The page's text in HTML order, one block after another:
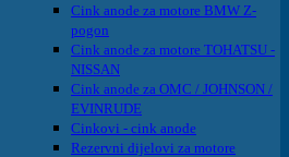
Cink anode za motore BMW Z-
pogon
Cink anode za motore TOHATSU -
NISSAN
Cink anode za OMC / JOHNSON /
EVINRUDE
Cinkovi - cink anode
Rezervni dijelovi za motore